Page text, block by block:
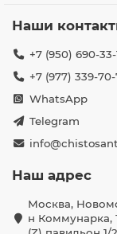
Наши
+7 (950) 690-33-
+7 (977) 339-
WhatsApp
Telegram
Наш адрес
Москва,
н Коммунарка,